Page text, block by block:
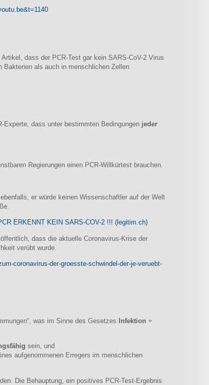
dass der PCR-Test gar kein SARS-CoV-2 Virus
als auch in menschlichen Zellen
Experte, dass unter bestimmten Bedingungen jeder
Regierungen einen PCR-Willkürtest brauchen.
er würde keinen Wissenschaftler auf der Welt
ERKENNT KEIN SARS-COV-2 !!! (legitim.ch)
dass die aktuelle Coronavirus-Krise der
verübt wurde.
coronavirus-der-groesste-schwindel-der-je-veruebt-
was im Sinne des Gesetzes Infektion +
sein, und
aufgenommenen Erregers im menschlichen
Die Behauptung, ein positives PCR-Test-Ergebnis